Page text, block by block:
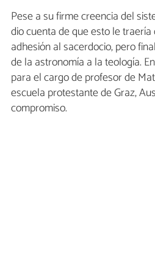
Pese a su firme creencia del
dio cuenta de que esto le
adhesión al sacerdocio, pero
de la astronomía a la teología.
para el cargo de profesor de
escuela protestante de Graz,
compromiso.